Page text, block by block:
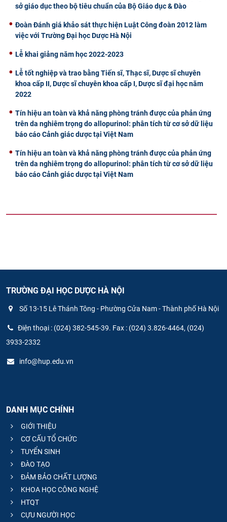
sở giáo dục theo bộ tiêu chuẩn của Bộ Giáo dục & Đào
Đoàn Đánh giá khảo sát thực hiện Luật Công đoàn 2012 làm
việc với Trường Đại học Dược Hà Nội
Lễ khai giảng năm học 2022-2023
Lễ tốt nghiệp và trao bằng Tiến sĩ, Thạc sĩ, Dược sĩ chuyên
khoa cấp II, Dược sĩ chuyên khoa cấp I, Dược sĩ đại học năm
2022
Tín hiệu an toàn và khả năng phòng tránh được của phản ứng
trên da nghiêm trọng do allopurinol: phân tích từ cơ sở dữ liệu
báo cáo Cảnh giác dược tại Việt Nam
Tín hiệu an toàn và khả năng phòng tránh được của phản ứng
trên da nghiêm trọng do allopurinol: phân tích từ cơ sở dữ liệu
báo cáo Cảnh giác dược tại Việt Nam
TRƯỜNG ĐẠI HỌC DƯỢC HÀ NỘI
Số 13-15 Lê Thánh Tông - Phường Cửa Nam - Thành phố Hà Nội
Điện thoại : (024) 382-545-39. Fax : (024) 3.826-4464, (024)
3933-2332
info@hup.edu.vn
DANH MỤC CHÍNH
GIỚI THIỆU
CƠ CẤU TỔ CHỨC
TUYỂN SINH
ĐÀO TẠO
ĐẢM BẢO CHẤT LƯỢNG
KHOA HỌC CÔNG NGHỆ
HTQT
CỰU NGƯỜI HỌC